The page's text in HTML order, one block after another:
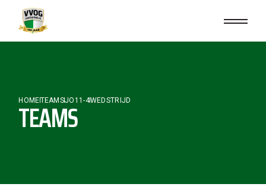
HOMETEAMSJO11-4WEDSTRIJD
TEAMS